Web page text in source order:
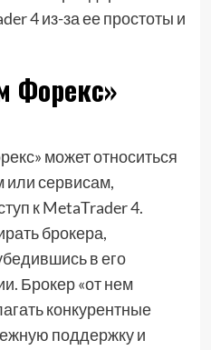
4 из-за ее простоты и
Форекс»
может относиться
или сервисам,
к MetaTrader 4.
брокера,
в его
Брокер «от нем
конкурентные
поддержку и